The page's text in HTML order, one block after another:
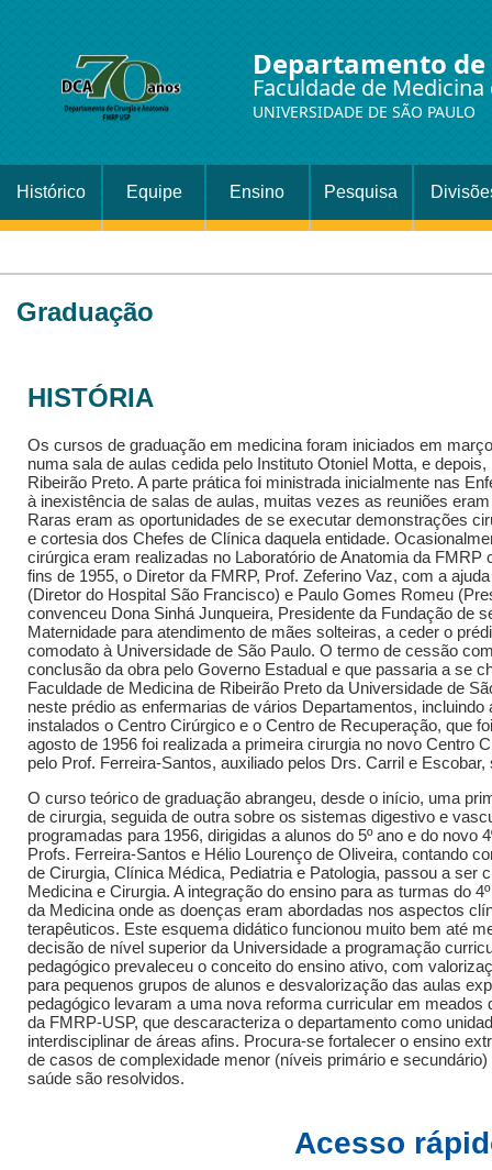
Departamento
Faculdade de
UNIVERSIDADE DE SÃO PAULO
Histórico Equipe Ensino Pesquisa
Graduação
HISTÓRIA
Os cursos de graduação em medicina foram iniciados em
numa sala de aulas cedida pelo Instituto Otoniel Motta, e
Ribeirão Preto. A parte prática foi ministrada inicialmente nas
à inexistência de salas de aulas, muitas vezes as reuniões
Raras eram as oportunidades de se executar demonstrações
e cortesia dos Chefes de Clínica daquela entidade.
cirúrgica eram realizadas no Laboratório de Anatomia da
fins de 1955, o Diretor da FMRP, Prof. Zeferino Vaz, com a
(Diretor do Hospital São Francisco) e Paulo Gomes Romeu
convenceu Dona Sinhá Junqueira, Presidente da Fundação de
Maternidade para atendimento de mães solteiras, a ceder o
comodato à Universidade de São Paulo. O termo de cessão
conclusão da obra pelo Governo Estadual e que passaria a se
Faculdade de Medicina de Ribeirão Preto da Universidade de
neste prédio as enfermarias de vários Departamentos,
instalados o Centro Cirúrgico e o Centro de Recuperação, que
agosto de 1956 foi realizada a primeira cirurgia no novo Centro
pelo Prof. Ferreira-Santos, auxiliado pelos Drs. Carril e
O curso teórico de graduação abrangeu, desde o início, uma
de cirurgia, seguida de outra sobre os sistemas digestivo e
programadas para 1956, dirigidas a alunos do 5º ano e do novo
Profs. Ferreira-Santos e Hélio Lourenço de Oliveira, contando
de Cirurgia, Clínica Médica, Pediatria e Patologia, passou a ser
Medicina e Cirurgia. A integração do ensino para as turmas do
da Medicina onde as doenças eram abordadas nos aspectos
terapêuticos. Este esquema didático funcionou muito bem até
decisão de nível superior da Universidade a programação
pedagógico prevaleceu o conceito do ensino ativo, com
para pequenos grupos de alunos e desvalorização das aulas
pedagógico levaram a uma nova reforma curricular em meados
da FMRP-USP, que descaracteriza o departamento como
interdisciplinar de áreas afins. Procura-se fortalecer o ensino
de casos de complexidade menor (níveis primário e
saúde são resolvidos.
Acesso